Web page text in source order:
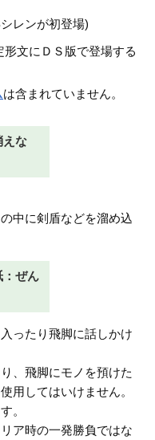
レンが初登場)
文にＤＳ版で登場する
は含まれていません。
えな
中に剣盾などを溜め込
：ぜん
ったり飛脚に話しかけ
、飛脚にモノを預けた
用してはいけません。
。
ア時の一発勝負ではな